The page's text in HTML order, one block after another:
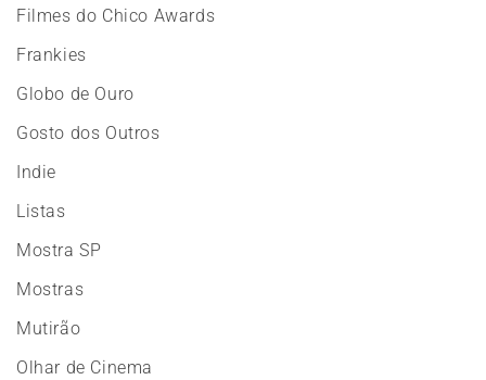
Filmes do Chico Awards
Frankies
Globo de Ouro
Gosto dos Outros
Indie
Listas
Mostra SP
Mostras
Mutirão
Olhar de Cinema